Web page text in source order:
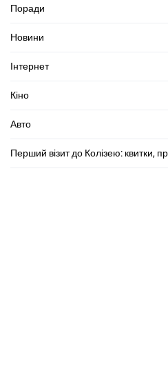
Поради
Новини
Інтернет
Кіно
Авто
Перший візит до Колізею: квитки,